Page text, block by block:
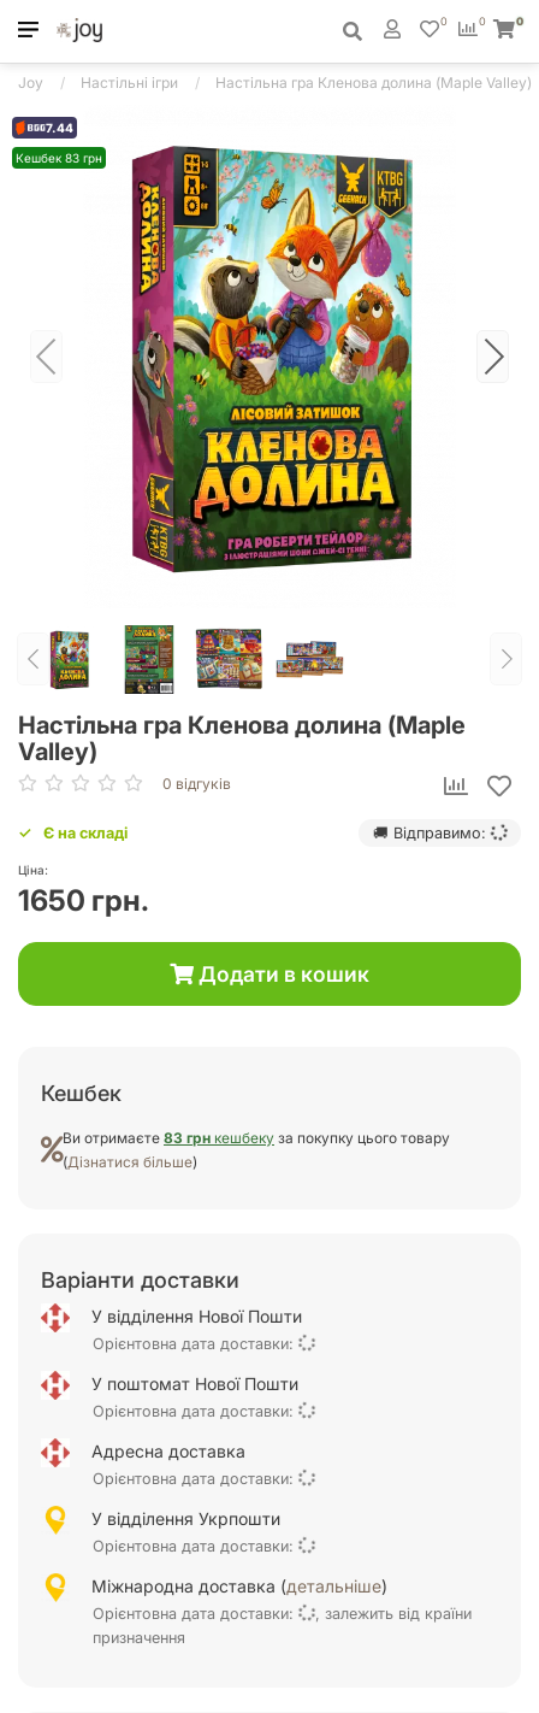
0
0 0
Joy Настільні ігри Настільна гра Кленова долина (Maple Valley)
7.44
Кешбек 83 грн
Настільна гра Кленова долина (Maple
Valley)
0 відгуків
Є на складі 🚚 Відправимо:
Ціна:
1650 грн.
Додати в кошик
Кешбек
Ви отримаєте 83 грн кешбеку за покупку цього товару
(Дізнатися більше)
Варіанти доставки
У відділення Нової Пошти
Орієнтовна дата доставки:
У поштомат Нової Пошти
Орієнтовна дата доставки:
Адресна доставка
Орієнтовна дата доставки:
У відділення Укрпошти
Орієнтовна дата доставки:
Міжнародна доставка (детальніше)
Орієнтовна дата доставки:
, залежить від країни
призначення